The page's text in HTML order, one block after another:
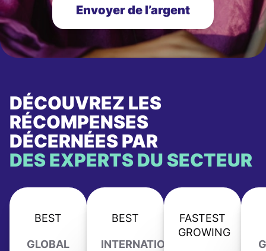
Envoyer de l’argent
DÉCOUVREZ LES
RÉCOMPENSES
DÉCERNÉES PAR
DES EXPERTS DU SECTEUR
BEST
GLOBAL
BEST
INTERNATIONAL
FASTEST
GROWING